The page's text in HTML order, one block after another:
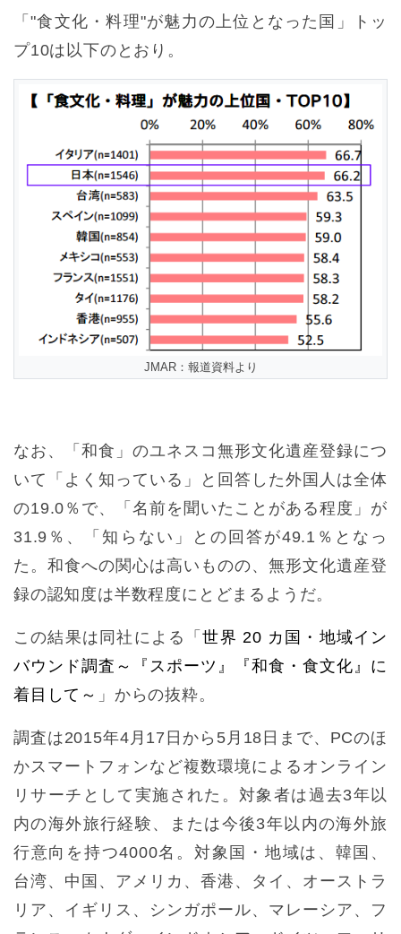
「"食文化・料理"が魅力の上位となった国」トッ
プ10は以下のとおり。
JMAR：報道資料より
なお、「和食」のユネスコ無形文化遺産登録につ
いて「よく知っている」と回答した外国人は全体
の19.0％で、「名前を聞いたことがある程度」が
31.9％、「知らない」との回答が49.1％となっ
た。和食への関心は高いものの、無形文化遺産登
録の認知度は半数程度にとどまるようだ。
この結果は同社による「世界 20 カ国・地域イン
バウンド調査～『スポーツ』『和食・食文化』に
着目して～ 」からの抜粋。
調査は2015年4月17日から5月18日まで、PCのほ
かスマートフォンなど複数環境によるオンライン
リサーチとして実施された。対象者は過去3年以
内の海外旅行経験、または今後3年以内の海外旅
行意向を持つ4000名。対象国・地域は、韓国、
台湾、中国、アメリカ、香港、タイ、オーストラ
リア、イギリス、シンガポール、マレーシア、フ